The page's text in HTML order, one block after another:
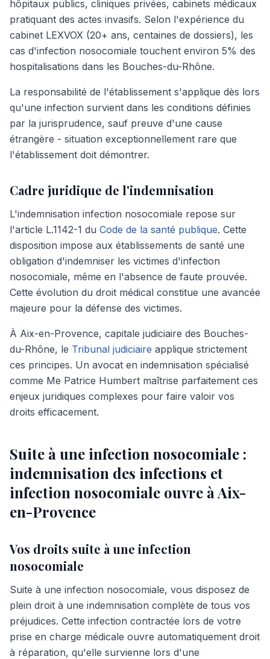
hôpitaux publics, cliniques privées, cabinets médicaux
pratiquant des actes invasifs. Selon l'expérience du
cabinet LEXVOX (20+ ans, centaines de dossiers), les
cas d'infection nosocomiale touchent environ 5% des
hospitalisations dans les Bouches-du-Rhône.
La responsabilité de l'établissement s'applique dès lors
qu'une infection survient dans les conditions définies
par la jurisprudence, sauf preuve d'une cause
étrangère - situation exceptionnellement rare que
l'établissement doit démontrer.
Cadre juridique de l'indemnisation
L'indemnisation infection nosocomiale repose sur
l'article L.1142-1 du Code de la santé publique. Cette
disposition impose aux établissements de santé une
obligation d'indemniser les victimes d'infection
nosocomiale, même en l'absence de faute prouvée.
Cette évolution du droit médical constitue une avancée
majeure pour la défense des victimes.
À Aix-en-Provence, capitale judiciaire des Bouches-
du-Rhône, le Tribunal judiciaire applique strictement
ces principes. Un avocat en indemnisation spécialisé
comme Me Patrice Humbert maîtrise parfaitement ces
enjeux juridiques complexes pour faire valoir vos
droits efficacement.
Suite à une infection nosocomiale :
indemnisation des infections et
infection nosocomiale ouvre à Aix-
en-Provence
Vos droits suite à une infection
nosocomiale
Suite à une infection nosocomiale, vous disposez de
plein droit à une indemnisation complète de tous vos
préjudices. Cette infection contractée lors de votre
prise en charge médicale ouvre automatiquement droit
à réparation, qu'elle survienne lors d'une